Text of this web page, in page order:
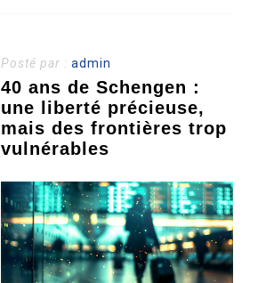
Posté par :admin
40 ans de Schengen :
une liberté précieuse,
mais des frontières trop
vulnérables